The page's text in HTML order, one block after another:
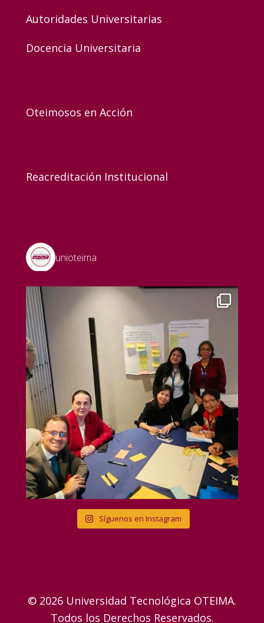
Autoridades Universitarias
Docencia Universitaria
Oteimosos en Acción
Reacreditación Institucional
unioteima
Síguenos en Instagram
© 2026 Universidad Tecnológica OTEIMA.
Todos los Derechos Reservados.